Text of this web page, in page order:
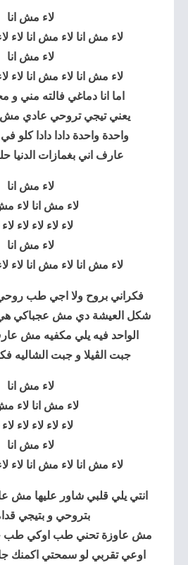
لاء مش انا
لاء مش انا لاء مش انا لاء لاء
لاء مش انا
لاء مش انا لاء مش انا لاء لاء
اما انا دماغي فالته مني و
يعني تيجي تروحي عادي مش
واحدة واحدة دادا دادا كلو في
عارف اني بغمازات الدنيا
لاء مش انا
لاء مش انا لاء
لاء لاء لاء لاء لاء
لاء مش انا
لاء مش انا لاء مش انا لاء لاء
فكراني بروح ولا اجي طب
شكل العيشة دي مش عجباكي
الواحد فيه يلي مكفيه مش
جبت الڤيلا و جبت الشاليه
لاء مش انا
لاء مش انا لاء
لاء لاء لاء لاء لاء
لاء مش انا
لاء مش انا لاء مش انا لاء لاء
انتي يلي قلبي شاور عليها مش
بتروحي و بتيجي
مش عاوزة تحني طب اوكي طب
اوعي تقربي لو سمحتي اكمنك